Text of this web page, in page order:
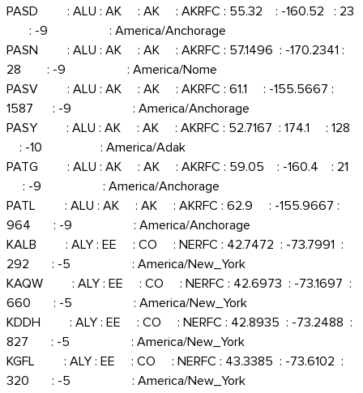
PASD : ALU : AK : AK : AKRFC : 55.32 : -160.52 : 23
: -9 : America/Anchorage
PASN : ALU : AK : AK : AKRFC : 57.1496 : -170.2341 :
28 : -9 : America/Nome
PASV : ALU : AK : AK : AKRFC : 61.1 : -155.5667 :
1587 : -9 : America/Anchorage
PASY : ALU : AK : AK : AKRFC : 52.7167 : 174.1 : 128
: -10 : America/Adak
PATG : ALU : AK : AK : AKRFC : 59.05 : -160.4 : 21
: -9 : America/Anchorage
PATL : ALU : AK : AK : AKRFC : 62.9 : -155.9667 :
964 : -9 : America/Anchorage
KALB : ALY : EE : CO : NERFC : 42.7472 : -73.7991 :
292 : -5 : America/New_York
KAQW : ALY : EE : CO : NERFC : 42.6973 : -73.1697 :
660 : -5 : America/New_York
KDDH : ALY : EE : CO : NERFC : 42.8935 : -73.2488 :
827 : -5 : America/New_York
KGFL : ALY : EE : CO : NERFC : 43.3385 : -73.6102 :
320 : -5 : America/New_York